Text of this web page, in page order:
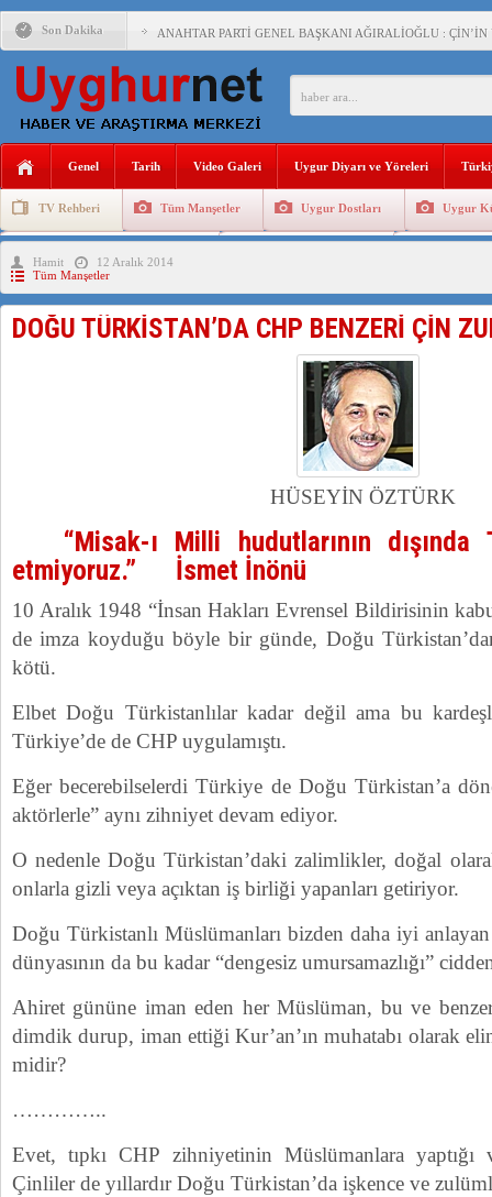
Son Dakika ANAHTAR PARTİ GENEL BAŞKANI AĞIRALİOĞLU :
ÇİN’İN DOĞU TÜRKİSTAN’DAKİ UYGULAMALARI
150 YILDIR KAYNAYAN YARAMIZ : ÇİN İŞGALİNDEKİ
ÇİN’İN UYGUR POLİTİKALARINI ÖVEN DİYANET
ÇİN’İN ANKARA BÜYÜKELÇİSİ JİANG’İN TRABZON
İŞGALCİ ÇİN’DEN “FETİHLER SULTANI
SAADET PARTİSİ İLÇE BAŞKANI : TEMMUZ AYI,DOĞU
İŞGALCİ ÇİN,DOĞU TÜRKİSTAN’DA EN AZ 143 BİN
Genel Tarih Video Galeri Uygur Diyarı ve Yöreleri
TV Rehberi Tüm Manşetler Uygur Dostları Uygur
Uygurlarda Düğün ve Cenaze
Hamit
12 Aralık 2014
Tüm Manşetler
DOĞU TÜRKİSTAN’DA CHP BENZERİ ÇİN
HÜSEYİN ÖZTÜRK
“Misak-ı Milli hudutlarının
etmiyoruz.” İsmet İnönü
10 Aralık 1948 “İnsan Hakları Evrensel Bildirisinin
de imza koyduğu böyle bir günde, Doğu
kötü.
Elbet Doğu Türkistanlılar kadar değil ama bu
Türkiye’de de CHP uygulamıştı.
Eğer becerebilselerdi Türkiye de Doğu Türkistan’a
aktörlerle” aynı zihniyet devam ediyor.
O nedenle Doğu Türkistan’daki zalimlikler, doğal
onlarla gizli veya açıktan iş birliği yapanları getiriyor.
Doğu Türkistanlı Müslümanları bizden daha iyi
dünyasının da bu kadar “dengesiz umursamazlığı”
Ahiret gününe iman eden her Müslüman, bu ve
dimdik durup, iman ettiği Kur’an’ın muhatabı olarak
midir?
…………..
Evet, tıpkı CHP zihniyetinin Müslümanlara
Çinliler de yıllardır Doğu Türkistan’da işkence ve